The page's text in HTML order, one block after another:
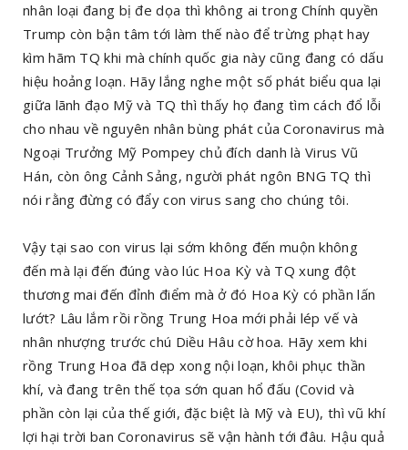
nhân loại đang bị đe dọa thì không ai trong Chính quyền
Trump còn bận tâm tới làm thế nào để trừng phạt hay
kìm hãm TQ khi mà chính quốc gia này cũng đang có dấu
hiệu hoảng loạn. Hãy lắng nghe một số phát biểu qua lại
giữa lãnh đạo Mỹ và TQ thì thấy họ đang tìm cách đổ lỗi
cho nhau về nguyên nhân bùng phát của Coronavirus mà
Ngoại Trưởng Mỹ Pompey chủ đích danh là Virus Vũ
Hán, còn ông Cảnh Sảng, người phát ngôn BNG TQ thì
nói rằng đừng có đẩy con virus sang cho chúng tôi.
Vậy tại sao con virus lại sớm không đến muộn không
đến mà lại đến đúng vào lúc Hoa Kỳ và TQ xung đột
thương mai đến đỉnh điểm mà ở đó Hoa Kỳ có phần lấn
lướt? Lâu lắm rồi rồng Trung Hoa mới phải lép vế và
nhân nhượng trước chú Diều Hâu cờ hoa. Hãy xem khi
rồng Trung Hoa đã dẹp xong nội loạn, khôi phục thần
khí, và đang trên thế tọa sớn quan hổ đấu (Covid và
phần còn lại của thế giới, đặc biệt là Mỹ và EU), thì vũ khí
lợi hại trời ban Coronavirus sẽ vận hành tới đâu. Hậu quả